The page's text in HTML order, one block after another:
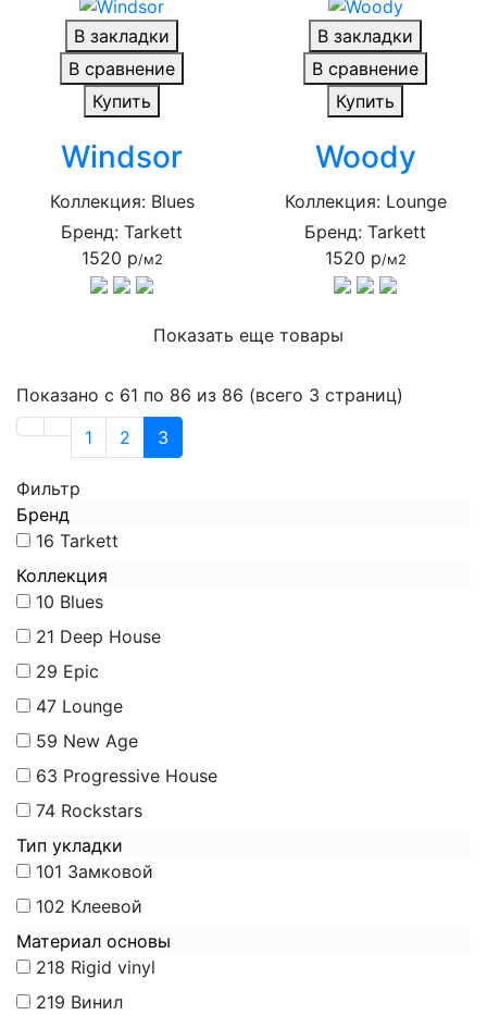
Фильтр
Бренд
16 Tarkett
Коллекция
10 Blues
21 Deep House
29 Epic
47 Lounge
59 New Age
63 Progressive House
74 Rockstars
Тип укладки
101 Замковой
102 Клеевой
Материал основы
218 Rigid vinyl
219 Винил
В закладки
В сравнение
Купить
Windsor
Коллекция: Blues
Бренд: Tarkett
1520 р/м2
В закладки
В сравнение
Купить
Woody
Коллекция: Lounge
Бренд: Tarkett
1520 р/м2
Показать еще товары
Показано с 61 по 86 из 86 (всего 3 страниц)
1
2 3